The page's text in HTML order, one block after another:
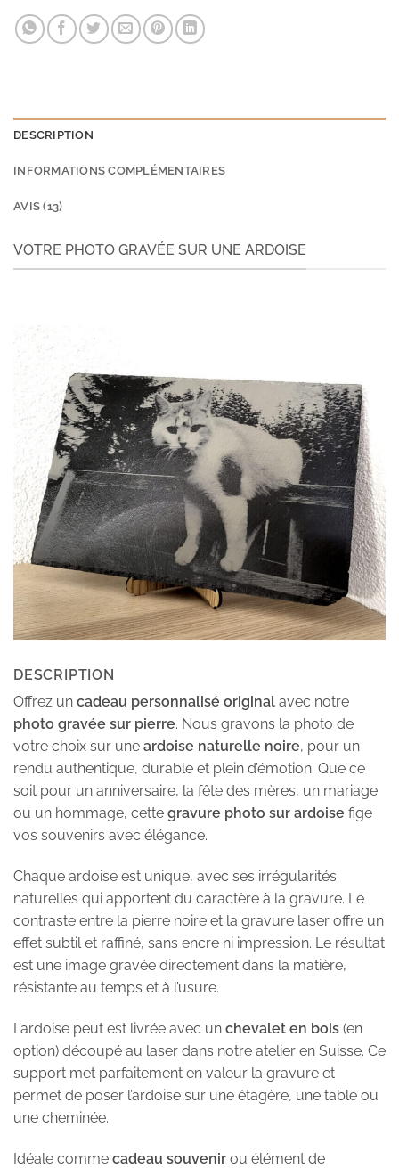
DESCRIPTION
INFORMATIONS COMPLÉMENTAIRES
AVIS (13)
VOTRE PHOTO GRAVÉE SUR UNE ARDOISE
DESCRIPTION
Offrez un cadeau personnalisé original avec notre
photo gravée sur pierre. Nous gravons la photo de
votre choix sur une ardoise naturelle noire, pour un
rendu authentique, durable et plein d’émotion. Que ce
soit pour un anniversaire, la fête des mères, un mariage
ou un hommage, cette gravure photo sur ardoise fige
vos souvenirs avec élégance.
Chaque ardoise est unique, avec ses irrégularités
naturelles qui apportent du caractère à la gravure. Le
contraste entre la pierre noire et la gravure laser offre un
effet subtil et raffiné, sans encre ni impression. Le résultat
est une image gravée directement dans la matière,
résistante au temps et à l’usure.
L’ardoise peut est livrée avec un chevalet en bois (en
option) découpé au laser dans notre atelier en Suisse. Ce
support met parfaitement en valeur la gravure et
permet de poser l’ardoise sur une étagère, une table ou
une cheminée.
Idéale comme cadeau souvenir ou élément de